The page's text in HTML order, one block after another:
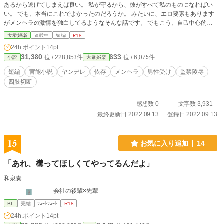
あるから逃げてしまえば良い。 私が守るから、彼がすべて私のものになればい
い。 でも、本当にこれでよかったのだろうか。 みたいに、エロ要素もあります
がメンヘラの激情を独白してるようなそんな話です。 でもこう、自己中心的に
なれない客観性を持ったメンヘラだから矛盾にもどこか気づいていて、それに葛
藤しつつ自分にこれは良い選択だったって思い込むような。
大衆娯楽 連載中 短編 R18
24h.ポイント 14pt
小説 31,380 位 / 228,853件 大衆娯楽 633 位 / 6,075件
短編 官能小説 ヤンデレ 依存 メンヘラ 男性受け
監禁陵辱
四肢切断
感想数 0
文字数 3,931
最終更新日 2022.09.13
登録日 2022.09.13
15 お気に入り追加 14
「あれ、構ってほしくてやってるんだよ」
和泉奏
会社の後輩×先輩
BL 完結 ｼｮｰﾄｼｮｰﾄ R18
24h.ポイント 14pt